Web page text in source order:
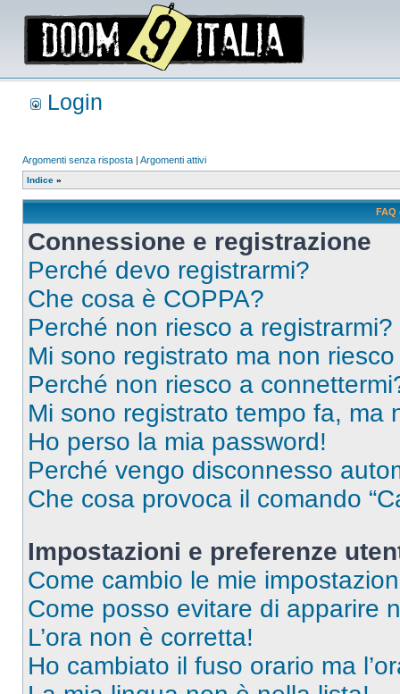
Login
Argomenti senza risposta | Argomenti attivi
Indice »
FAQ
Connessione e registrazione
Perché devo registrarmi?
Che cosa è COPPA?
Perché non riesco a registrarmi?
Mi sono registrato ma non
Perché non riesco a
Mi sono registrato tempo fa, ma
Ho perso la mia password!
Perché vengo disconnesso
Che cosa provoca il comando
Impostazioni e preferenze
Come cambio le mie
Come posso evitare di apparire
L’ora non è corretta!
Ho cambiato il fuso orario ma